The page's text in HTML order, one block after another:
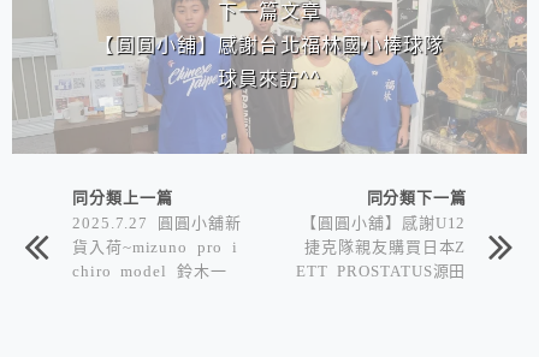
下一篇文章
【圓圓小舖】感謝台北福林國小棒球隊
球員來訪^^
同分類上一篇
2025.7.27 圓圓小舖新
貨入荷~mizuno pro i
chiro model 鈴木一
同分類下一篇
【圓圓小舖】感謝U12
捷克隊親友購買日本Z
ETT PROSTATUS源田